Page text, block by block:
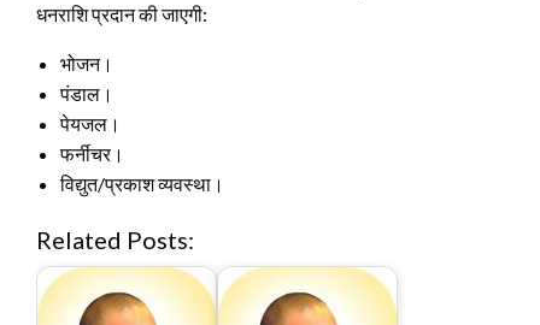
धनराशि प्रदान की जाएगी:
भोजन।
पंडाल।
पेयजल।
फर्नीचर।
विद्युत/प्रकाश व्यवस्था।
Related Posts: